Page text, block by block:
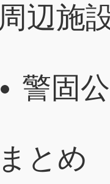
周辺施
警固
まとめ